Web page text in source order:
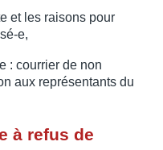
et les raisons pour
e,
: courrier de non
aux représentants du
à refus de